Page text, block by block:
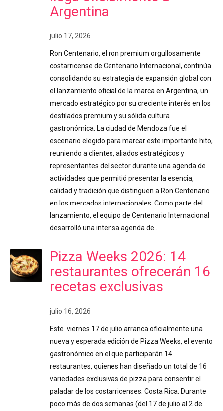
Argentina
julio 17, 2026
Ron Centenario, el ron premium orgullosamente
costarricense de Centenario Internacional, continúa
consolidando su estrategia de expansión global con
el lanzamiento oficial de la marca en Argentina, un
mercado estratégico por su creciente interés en los
destilados premium y su sólida cultura
gastronómica. La ciudad de Mendoza fue el
escenario elegido para marcar este importante hito,
reuniendo a clientes, aliados estratégicos y
representantes del sector durante una agenda de
actividades que permitió presentar la esencia,
calidad y tradición que distinguen a Ron Centenario
en los mercados internacionales. Como parte del
lanzamiento, el equipo de Centenario Internacional
desarrolló una intensa agenda de…
Pizza Weeks 2026: 14
restaurantes ofrecerán 16
recetas exclusivas
julio 16, 2026
Este viernes 17 de julio arranca oficialmente una
nueva y esperada edición de Pizza Weeks, el evento
gastronómico en el que participarán 14
restaurantes, quienes han diseñado un total de 16
variedades exclusivas de pizza para consentir el
paladar de los costarricenses. Costa Rica. Durante
poco más de dos semanas (del 17 de julio al 2 de